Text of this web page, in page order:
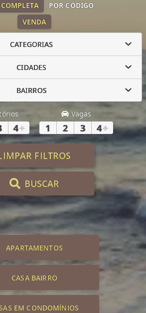
VENDA
POR CÓDIGO
CATEGORIAS
CIDADES
BAIRROS
4+
Vagas
1 2 3 4+
FILTROS
BUSCAR
APARTAMENTOS
CASA BAIRRO
EM CONDOMÍNIOS